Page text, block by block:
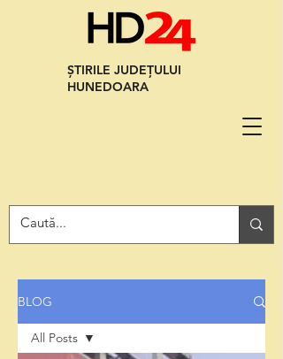
ȘTIRILE JUDEȚULUI
HUNEDOARA
BLOG
All Posts